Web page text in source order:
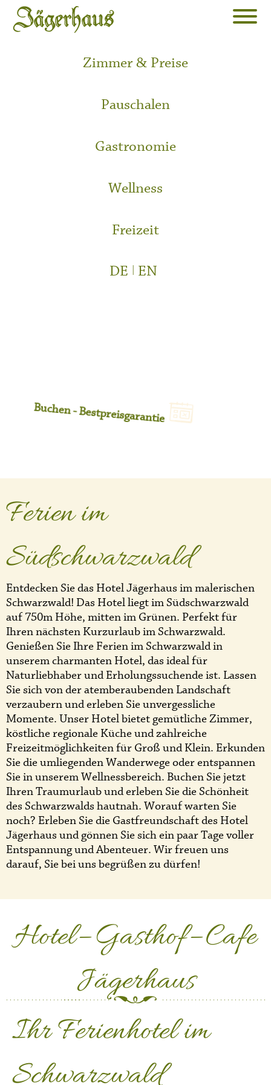
Zimmer & Preise
Pauschalen
Gastronomie
Wellness
Freizeit
DE EN
Buchen - Bestpreisgarantie
Ferien im
Südschwarzwald
Entdecken Sie das Hotel Jägerhaus im malerischen
Schwarzwald! Das Hotel liegt im Südschwarzwald
auf 750m Höhe, mitten im Grünen. Perfekt für
Ihren nächsten Kurzurlaub im Schwarzwald.
Genießen Sie Ihre Ferien im Schwarzwald in
unserem charmanten Hotel, das ideal für
Naturliebhaber und Erholungssuchende ist. Lassen
Sie sich von der atemberaubenden Landschaft
verzaubern und erleben Sie unvergessliche
Momente. Unser Hotel bietet gemütliche Zimmer,
köstliche regionale Küche und zahlreiche
Freizeitmöglichkeiten für Groß und Klein. Erkunden
Sie die umliegenden Wanderwege oder entspannen
Sie in unserem Wellnessbereich. Buchen Sie jetzt
Ihren Traumurlaub und erleben Sie die Schönheit
des Schwarzwalds hautnah. Worauf warten Sie
noch? Erleben Sie die Gastfreundschaft des Hotel
Jägerhaus und gönnen Sie sich ein paar Tage voller
Entspannung und Abenteuer. Wir freuen uns
darauf, Sie bei uns begrüßen zu dürfen!
Hotel– Gasthof– Cafe
Jägerhaus
Ihr Ferienhotel im
Schwarzwald